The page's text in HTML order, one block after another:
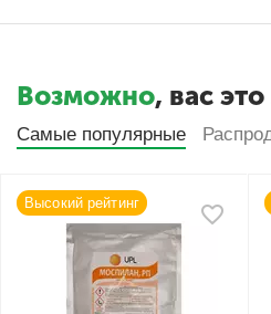
Возможно, вас
Самые популярные
Высокий рейтинг